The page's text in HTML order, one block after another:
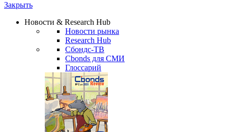
Закрыть
Новости & Research Hub
Новости рынка
Research Hub
Сбондс-ТВ
Cbonds для СМИ
Глоссарий